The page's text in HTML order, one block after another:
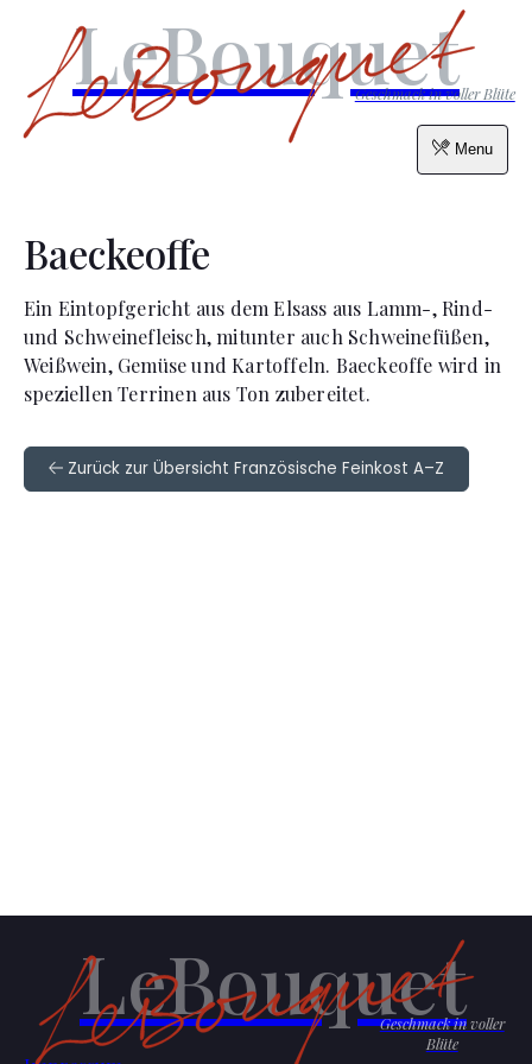
Menu
LeBouquet
Geschmack in voller Blüte
Baeckeoffe
Ein Eintopfgericht aus dem Elsass aus Lamm-, Rind-
und Schweinefleisch, mitunter auch Schweinefüßen,
Weißwein, Gemüse und Kartoffeln. Baeckeoffe wird in
speziellen Terrinen aus Ton zubereitet.
Zurück zur Übersicht Französische Feinkost A–Z
LeBouquet
Geschmack in voller
Blüte